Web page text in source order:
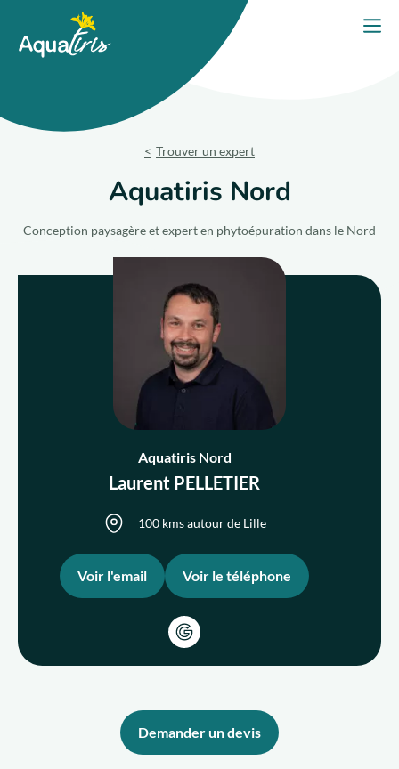
Nos solutions
Trouver un expert
Trouver un expert
Aquatiris Nord
Conception paysagère et expert en phytoépuration dans le Nord
Aquatiris Nord
Laurent PELLETIER
100 kms autour de Lille
Voir l'email Voir le téléphone
Demander un devis